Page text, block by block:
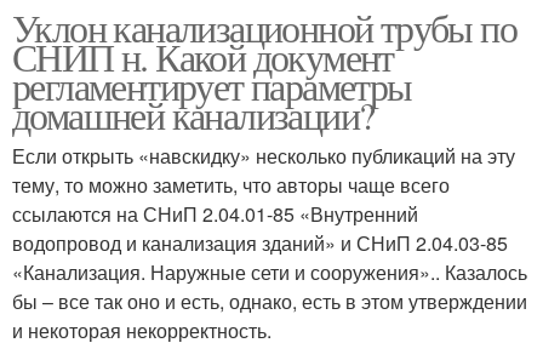
Уклон канализационной трубы по
СНИП н. Какой документ
регламентирует параметры
домашней канализации?
Если открыть «навскидку» несколько публикаций на эту
тему, то можно заметить, что авторы чаще всего
ссылаются на СНиП 2.04.01-85 «Внутренний
водопровод и канализация зданий» и СНиП 2.04.03-85
«Канализация. Наружные сети и сооружения».. Казалось
бы – все так оно и есть, однако, есть в этом утверждении
и некоторая некорректность.